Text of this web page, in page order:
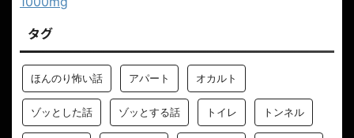
タグ
ほんのり怖い話 アパート オカルト
ゾッとした話 ゾッとする話 トイレ トンネル